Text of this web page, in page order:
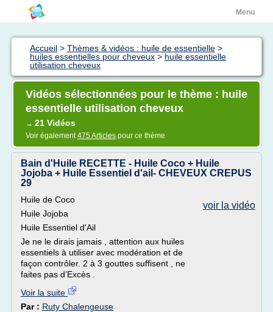
Menu
Accueil > Thèmes & vidéos : huile de essentielle >
huiles essentielles pour cheveux > huile essentielle
utilisation cheveux
Vidéos sélectionnées pour le thème : huile
essentielle utilisation cheveux
→ 21 Vidéos
Voir également475 Articles pour ce thème
Bain d'Huile RECETTE - Huile Coco + Huile
Jojoba + Huile Essentiel d'ail- CHEVEUX CREPUS
29
voir la vidéo
Huile de Coco
Huile Jojoba
Huile Essentiel d'Ail
Je ne le dirais jamais , attention aux huiles
essentiels à utiliser avec modération et de
façon contrôler. 2 à 3 gouttes suffisent , ne
faites pas d’Excès .
Voir la suite
Par : Ruty Chalengeuse